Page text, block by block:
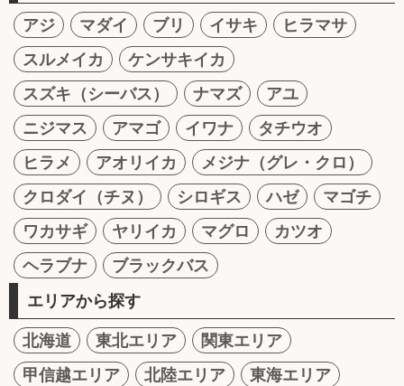
アジ マダイ ブリ イサキ
ヒラマサ
スルメイカ
ケンサキイカ
スズキ（シーバス）
ナマズ
アユ
ニジマス
アマゴ イワナ
タチウオ
ヒラメ
アオリイカ
メジナ（グレ・クロ）
クロダイ（チヌ）
シロギス ハゼ
マゴチ
ワカサギ
ヤリイカ マグロ
カツオ
ヘラブナ
ブラックバス
エリアから探す
北海道 東北エリア
関東エリア
甲信越エリア
北陸エリア
東海エリア